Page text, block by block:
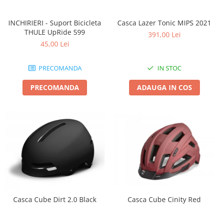
INCHIRIERI - Suport Bicicleta
THULE UpRide 599
45,00 Lei
PRECOMANDA
PRECOMANDA
Casca Lazer Tonic MIPS 2021
391,00 Lei
IN STOC
ADAUGA IN COS
Casca Cube Dirt 2.0 Black
Casca Cube Cinity Red